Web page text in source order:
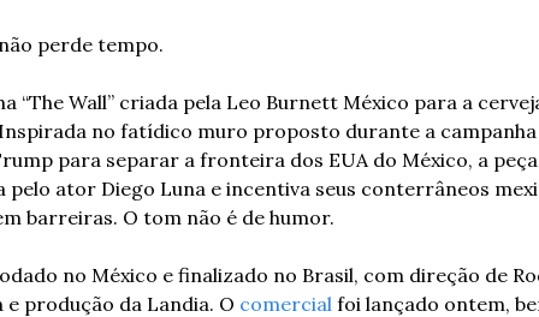
perde tempo.
“The Wall” criada pela Leo Burnett México para a
no fatídico muro proposto durante a campanha
para separar a fronteira dos EUA do México, a
pelo ator Diego Luna e incentiva seus conterrâneos
barreiras. O tom não é de humor.
no México e finalizado no Brasil, com direção de
e produção da Landia. O comercial foi lançado ontem,